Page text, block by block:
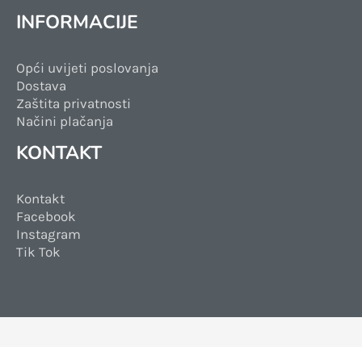
INFORMACIJE
Opći uvijeti poslovanja
Dostava
Zaštita privatnosti
Načini plačanja
KONTAKT
Kontakt
Facebook
Instagram
Tik Tok